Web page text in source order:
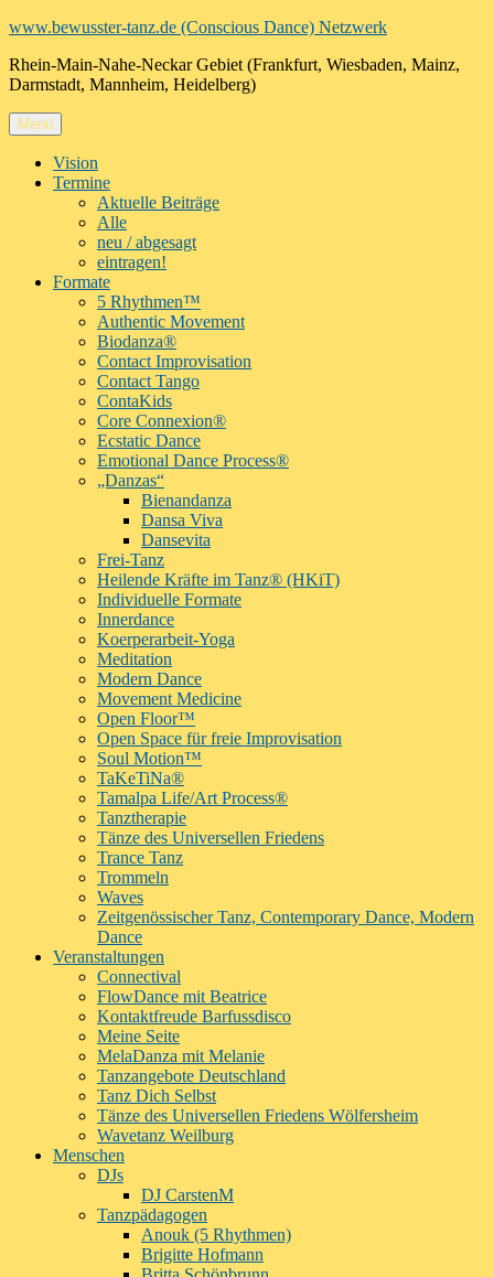
Zum
springen
www.bewusster-tanz.de (Conscious Dance) Netzwerk
Rhein-Main-Nahe-Neckar Gebiet (Frankfurt, Wiesbaden, Mainz,
Darmstadt, Mannheim, Heidelberg)
Menü
Vision
Termine
Aktuelle Beiträge
Alle
neu / abgesagt
eintragen!
Formate
5 Rhythmen™
Authentic Movement
Biodanza®
Contact Improvisation
Contact Tango
ContaKids
Core Connexion®
Ecstatic Dance
Emotional Dance Process®
„Danzas“
Bienandanza
Dansa Viva
Dansevita
Frei-Tanz
Heilende Kräfte im Tanz® (HKiT)
Individuelle Formate
Innerdance
Koerperarbeit-Yoga
Meditation
Modern Dance
Movement Medicine
Open Floor™
Open Space für freie Improvisation
Soul Motion™
TaKeTiNa®
Tamalpa Life/Art Process®
Tanztherapie
Tänze des Universellen Friedens
Trance Tanz
Trommeln
Waves
Zeitgenössischer Tanz, Contemporary Dance, Modern
Dance
Veranstaltungen
Connectival
FlowDance mit Beatrice
Kontaktfreude Barfussdisco
Meine Seite
MelaDanza mit Melanie
Tanzangebote Deutschland
Tanz Dich Selbst
Tänze des Universellen Friedens Wölfersheim
Wavetanz Weilburg
Menschen
DJs
DJ CarstenM
Tanzpädagogen
Anouk (5 Rhythmen)
Brigitte Hofmann